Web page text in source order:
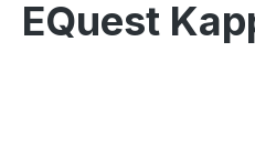
EQuest